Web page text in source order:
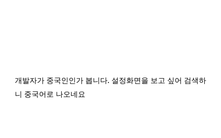
개발자가 중국인인가 봅니다. 설정화면을 보고 싶어 검색하
니 중국어로 나오네요